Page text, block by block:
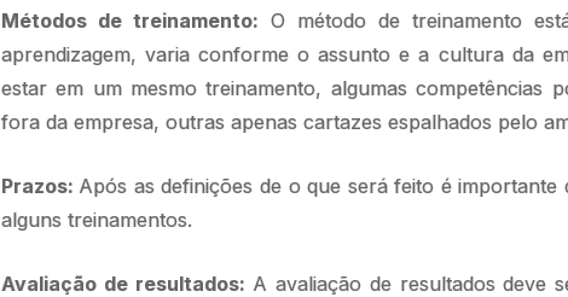
Métodos de treinamento: O método de treinamento
aprendizagem, varia conforme o assunto e a cultura da
estar em um mesmo treinamento, algumas competências
fora da empresa, outras apenas cartazes espalhados pelo
Prazos: Após as definições de o que será feito é
alguns treinamentos.
Avaliação de resultados: A avaliação de resultados deve